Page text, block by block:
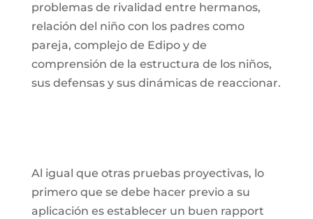
problemas de rivalidad entre hermanos,
relación del niño con los padres como
pareja, complejo de Edipo y de
comprensión de la estructura de los niños,
sus defensas y sus dinámicas de reaccionar.
Al igual que otras pruebas proyectivas, lo
primero que se debe hacer previo a su
aplicación es establecer un buen rapport